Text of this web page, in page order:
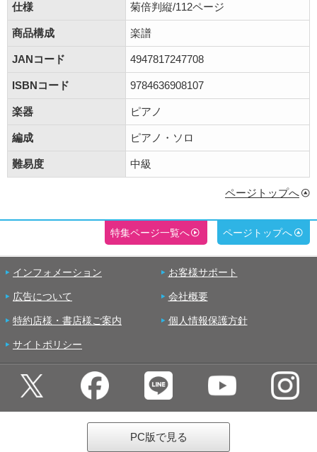
仕様 菊倍判縦/112ページ
商品構成 楽譜
JANコード 4947817247708
ISBNコード 9784636908107
楽器 ピアノ
編成 ピアノ・ソロ
難易度 中級
ページトップへ
特集ページ一覧へ ページトップへ
インフォメーション お客様サポート
広告について 会社概要
特約店様・書店様ご案内 個人情報保護方針
サイトポリシー
PC版で見る